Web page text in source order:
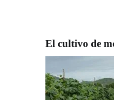
El cultivo de